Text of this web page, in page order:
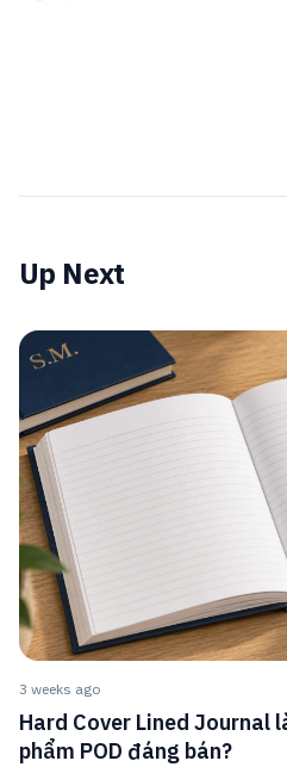
Up Next
3 weeks ago
Hard Cover Lined Journal
phẩm POD đáng bán?